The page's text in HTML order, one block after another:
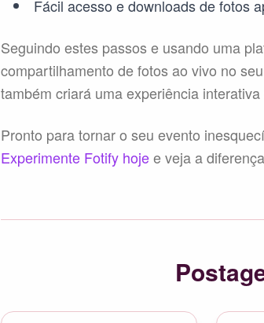
Fácil acesso e downloads de fotos
Seguindo estes passos e usando uma
compartilhamento de fotos ao vivo no
também criará uma experiência
Pronto para tornar o seu evento
Experimente Fotify hojee veja a